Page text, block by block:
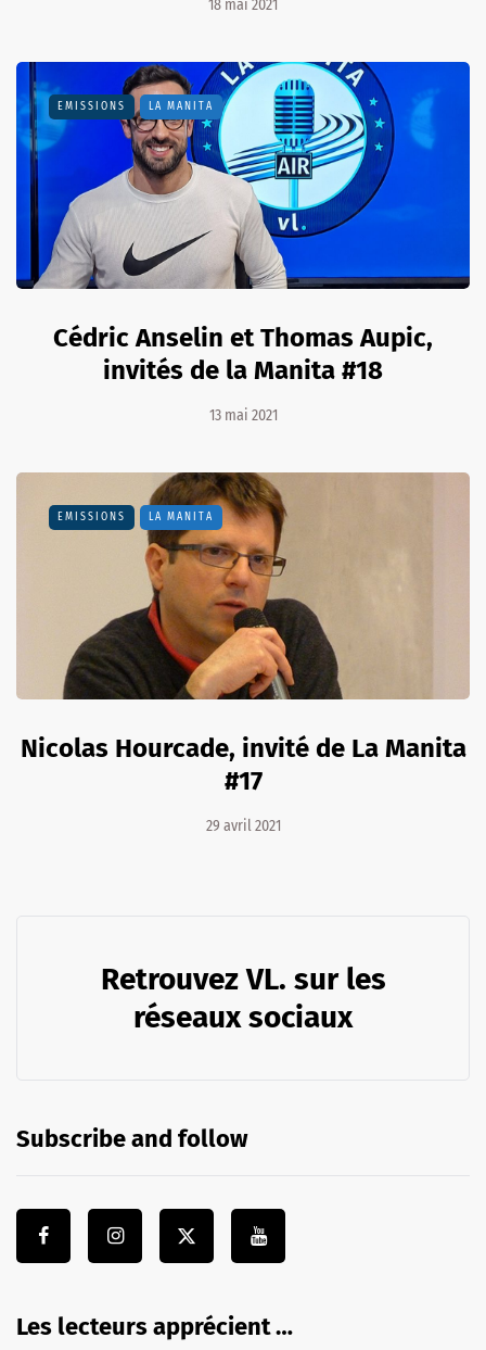
18 mai 2021
EMISSIONS LA MANITA
Cédric Anselin et Thomas Aupic,
invités de la Manita #18
13 mai 2021
EMISSIONS LA MANITA
Nicolas Hourcade, invité de La Manita
#17
29 avril 2021
Retrouvez VL. sur les
réseaux sociaux
Subscribe and follow
Les lecteurs apprécient …